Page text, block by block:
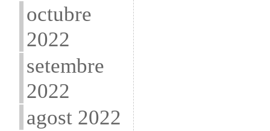
octubre
2022
setembre
2022
agost 2022